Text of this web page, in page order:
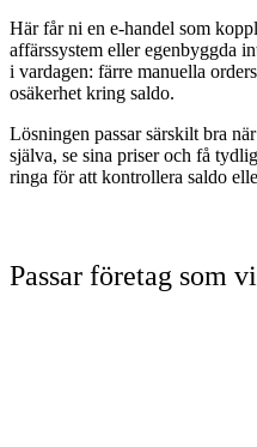
Här får ni en e-handel som
affärssystem eller egenbyggda
i vardagen: färre manuella
osäkerhet kring saldo.
Lösningen passar särskilt bra
själva, se sina priser och få
ringa för att kontrollera saldo
Passar företag som